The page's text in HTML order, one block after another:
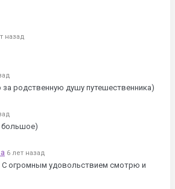
назад
за родственную душу путешественника)
большое)
6 лет назад
С огромным удовольствием смотрю и